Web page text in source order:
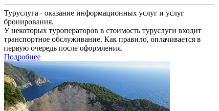
Туруслуга - оказание информационных услуг и услуг
бронирования.
У некоторых туроператоров в стоимость туруслуги входит
транспортное обслуживание. Как правило, оплачивается в
первую очередь после оформления.
Подробнее